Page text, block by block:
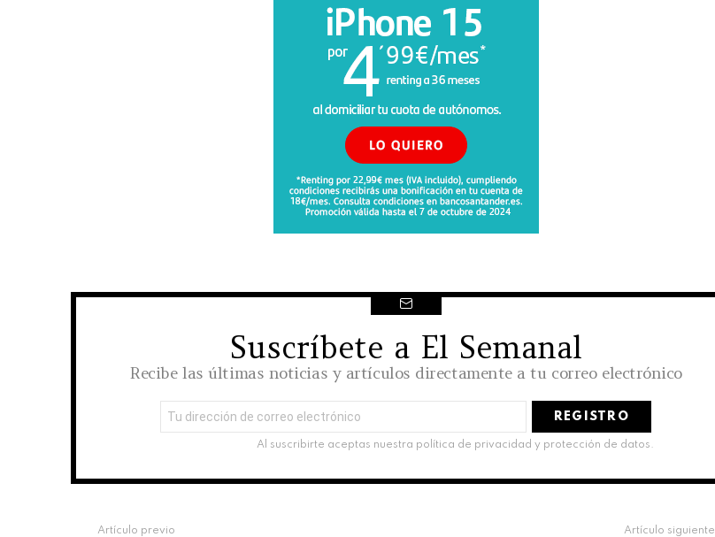
NEWSLETTERSuscríbete a El Semanal
Recibe las últimas noticias y artículos directamente a tu correo electrónico
de
correo
Al suscribirte aceptas nuestra política de privacidad y protección de datos.
Artículo previo Artículo siguiente